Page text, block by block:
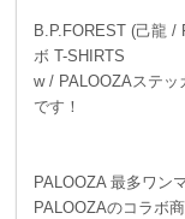
B.P.FOREST (己龍 /
ボ T-SHIRTS
w / PALOOZAステッ
です！
PALOOZA 最多ワン
PALOOZAのコラボ